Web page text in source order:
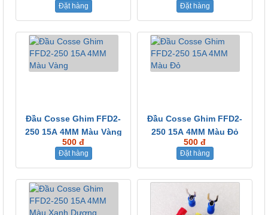
Đặt hàng Đặt hàng
Đầu Cosse Ghim FFD2-
250 15A 4MM Màu Vàng
500 đ
Đặt hàng
Đầu Cosse Ghim FFD2-
250 15A 4MM Màu Đỏ
500 đ
Đặt hàng